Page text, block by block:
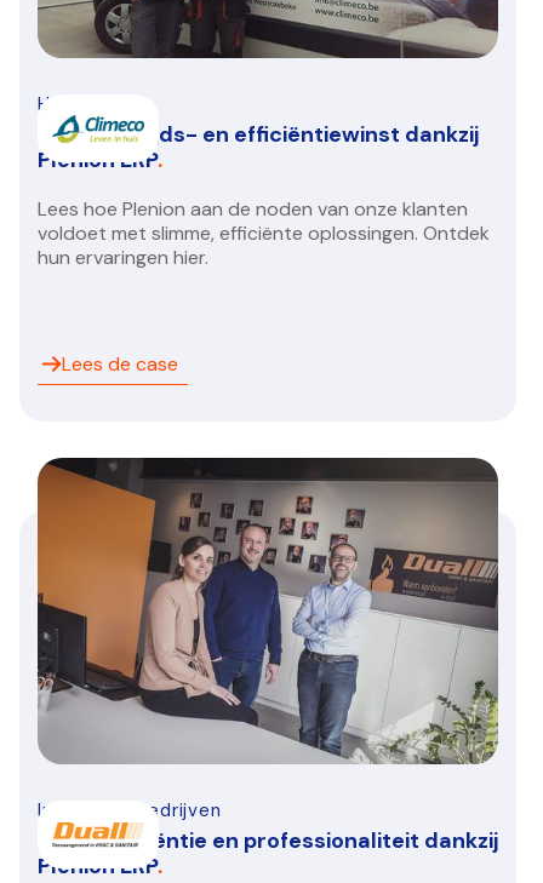
HVAC/R
Climeco: Tijds- en efficiëntiewinst dankzij
Plenion ERP.
Lees hoe Plenion aan de noden van onze klanten
voldoet met slimme, efficiënte oplossingen. Ontdek
hun ervaringen hier.
Lees de case
Infra-bouwbedrijven
Duall: Efficiëntie en professionaliteit dankzij
Plenion ERP.